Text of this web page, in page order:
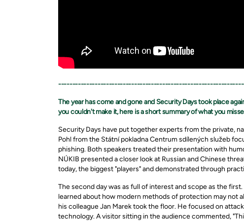
The year has come and gone and Security Days took place
you couldn't make it, here is a short summary of what you
Security Days have put together experts from the private,
Pohl from the Státní pokladna Centrum sdílených služeb
phishing. Both speakers treated their presentation with
NÚKIB presented a closer look at Russian and Chinese
today, the biggest "players" and demonstrated through
The second day was as full of interest and scope as the
learned about how modern methods of protection may not
his colleague Jan Marek took the floor. He focused on
technology. A visitor sitting in the audience commented,